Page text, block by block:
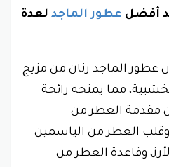
أفضل عطور الماجد لعدة
عطور الماجد رنان من مزيج
مما يمنحه رائحة
مقدمة العطر من
وقلب العطر من الياسمين
وقاعدة العطر من